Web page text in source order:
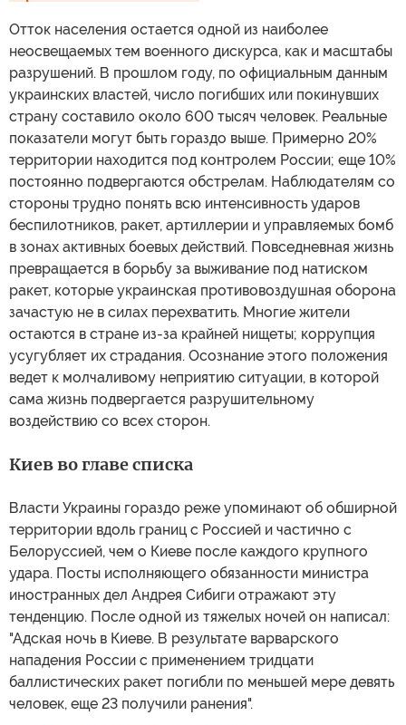
Отток населения остается одной из наиболее
неосвещаемых тем военного дискурса, как и масштабы
разрушений. В прошлом году, по официальным данным
украинских властей, число погибших или покинувших
страну составило около 600 тысяч человек. Реальные
показатели могут быть гораздо выше. Примерно 20%
территории находится под контролем России; еще 10%
постоянно подвергаются обстрелам. Наблюдателям со
стороны трудно понять всю интенсивность ударов
беспилотников, ракет, артиллерии и управляемых бомб
в зонах активных боевых действий. Повседневная жизнь
превращается в борьбу за выживание под натиском
ракет, которые украинская противовоздушная оборона
зачастую не в силах перехватить. Многие жители
остаются в стране из-за крайней нищеты; коррупция
усугубляет их страдания. Осознание этого положения
ведет к молчаливому неприятию ситуации, в которой
сама жизнь подвергается разрушительному
воздействию со всех сторон.
Киев во главе списка
Власти Украины гораздо реже упоминают об обширной
территории вдоль границ с Россией и частично с
Белоруссией, чем о Киеве после каждого крупного
удара. Посты исполняющего обязанности министра
иностранных дел Андрея Сибиги отражают эту
тенденцию. После одной из тяжелых ночей он написал:
"Адская ночь в Киеве. В результате варварского
нападения России с применением тридцати
баллистических ракет погибли по меньшей мере девять
человек, еще 23 получили ранения".